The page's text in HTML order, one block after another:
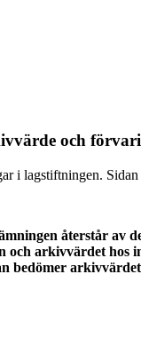
och
i lagstiftningen.
återstår
arkivvärdet hos
bedömer